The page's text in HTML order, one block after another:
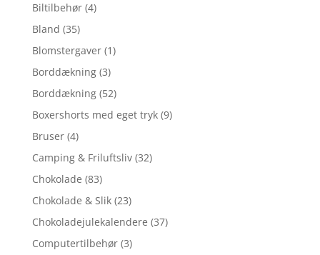
Biltilbehør (4)
Bland (35)
Blomstergaver (1)
Borddækning (3)
Borddækning (52)
Boxershorts med eget tryk (9)
Bruser (4)
Camping & Friluftsliv (32)
Chokolade (83)
Chokolade & Slik (23)
Chokoladejulekalendere (37)
Computertilbehør (3)